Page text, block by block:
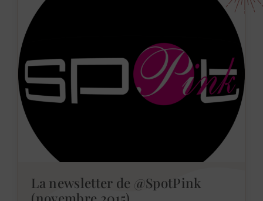
La newsletter de @SpotPink